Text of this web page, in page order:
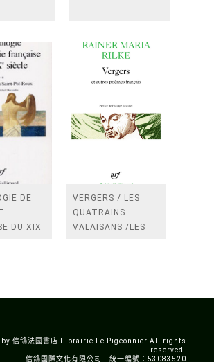
DE
DU XIX
VERGERS / LES
QUATRAINS
VALAISANS /LES
信鴿法國書店 Librairie Le Pigeonnier All rights
reserved.
信鴿國際文化有限公司 統一編號：53083520